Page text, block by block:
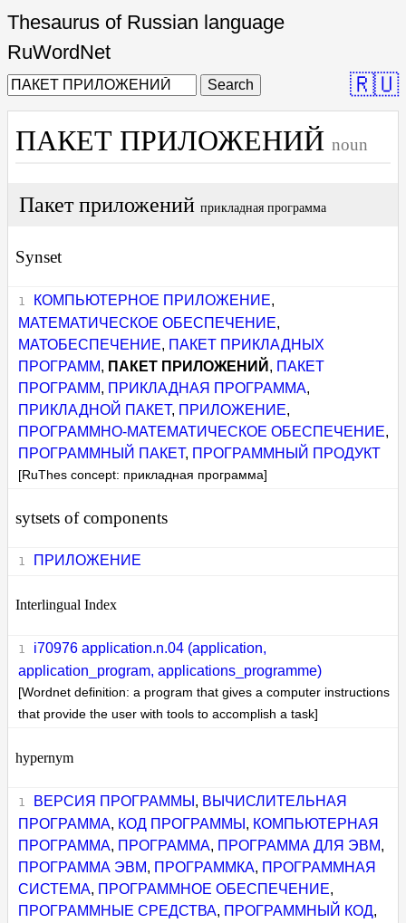
Thesaurus of Russian language
RuWordNet
Search 🇷🇺
ПАКЕТ ПРИЛОЖЕНИЙ noun
Пакет приложений прикладная программа
Synset
КОМПЬЮТЕРНОЕ ПРИЛОЖЕНИЕ,
МАТЕМАТИЧЕСКОЕ ОБЕСПЕЧЕНИЕ,
МАТОБЕСПЕЧЕНИЕ, ПАКЕТ ПРИКЛАДНЫХ
ПРОГРАММ, ПАКЕТ ПРИЛОЖЕНИЙ , ПАКЕТ
ПРОГРАММ, ПРИКЛАДНАЯ ПРОГРАММА,
ПРИКЛАДНОЙ ПАКЕТ, ПРИЛОЖЕНИЕ,
ПРОГРАММНО-МАТЕМАТИЧЕСКОЕ ОБЕСПЕЧЕНИЕ,
ПРОГРАММНЫЙ ПАКЕТ, ПРОГРАММНЫЙ ПРОДУКТ
[RuThes concept: прикладная программа]
sytsets of components
ПРИЛОЖЕНИЕ
Interlingual Index
i70976 application.n.04 (application,
application_program, applications_programme)
[Wordnet definition: a program that gives a computer instructions
that provide the user with tools to accomplish a task]
hypernym
ВЕРСИЯ ПРОГРАММЫ , ВЫЧИСЛИТЕЛЬНАЯ
ПРОГРАММА, КОД ПРОГРАММЫ , КОМПЬЮТЕРНАЯ
ПРОГРАММА, ПРОГРАММА, ПРОГРАММА ДЛЯ ЭВМ,
ПРОГРАММА ЭВМ, ПРОГРАММКА, ПРОГРАММНАЯ
СИСТЕМА, ПРОГРАММНОЕ ОБЕСПЕЧЕНИЕ,
ПРОГРАММНЫЕ СРЕДСТВА, ПРОГРАММНЫЙ КОД,